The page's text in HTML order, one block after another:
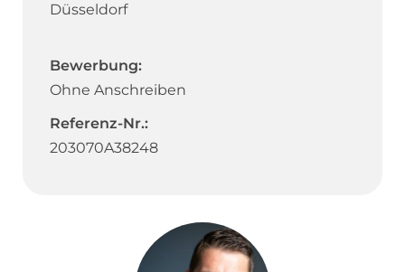
Düsseldorf
Bewerbung:
Ohne Anschreiben
Referenz-Nr.:
203070A38248